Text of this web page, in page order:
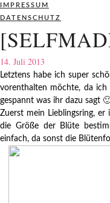
IMPRESSUM
DATENSCHUTZ
14. Juli 2013
Letztens habe ich super
vorenthalten möchte, da ich
gespannt was ihr dazu sagt
Zuerst mein Lieblingsring,
die Größe der Blüte
einfach, da sonst die